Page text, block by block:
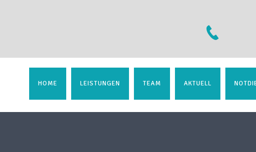
HOME LEISTUNGEN TEAM AKTUELL